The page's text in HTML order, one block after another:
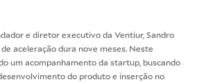
e diretor executivo da Ventiur, Sandro
aceleração dura nove meses. Neste
um acompanhamento da startup, buscando
do produto e inserção no